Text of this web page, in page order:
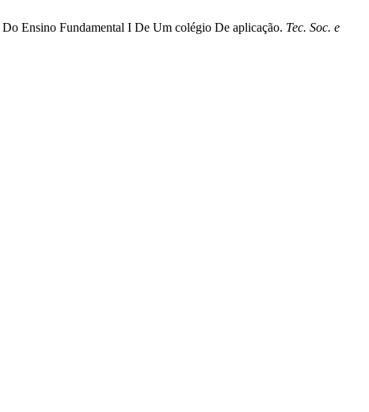
Ensino Fundamental I De Um colégio De aplicação. Tec. Soc. e